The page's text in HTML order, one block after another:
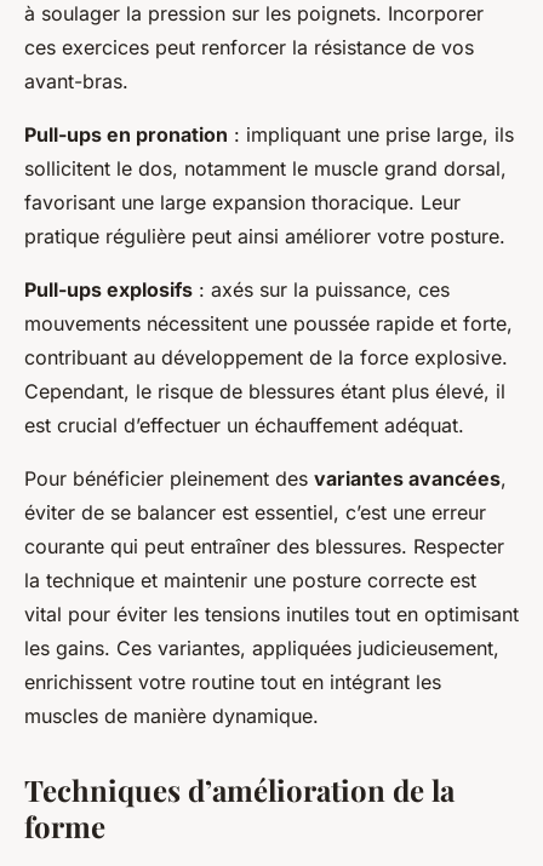
à soulager la pression sur les poignets. Incorporer
ces exercices peut renforcer la résistance de vos
avant-bras.
Pull-ups en pronation : impliquant une prise large, ils
sollicitent le dos, notamment le muscle grand dorsal,
favorisant une large expansion thoracique. Leur
pratique régulière peut ainsi améliorer votre posture.
Pull-ups explosifs : axés sur la puissance, ces
mouvements nécessitent une poussée rapide et forte,
contribuant au développement de la force explosive.
Cependant, le risque de blessures étant plus élevé, il
est crucial d’effectuer un échauffement adéquat.
Pour bénéficier pleinement des variantes avancées,
éviter de se balancer est essentiel, c’est une erreur
courante qui peut entraîner des blessures. Respecter
la technique et maintenir une posture correcte est
vital pour éviter les tensions inutiles tout en optimisant
les gains. Ces variantes, appliquées judicieusement,
enrichissent votre routine tout en intégrant les
muscles de manière dynamique.
Techniques d’amélioration de la
forme